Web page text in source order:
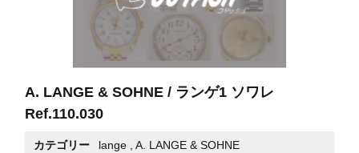
A. LANGE & SOHNE / ランゲ1 ソワレ
Ref.110.030
カテゴリー lange , A. LANGE & SOHNE